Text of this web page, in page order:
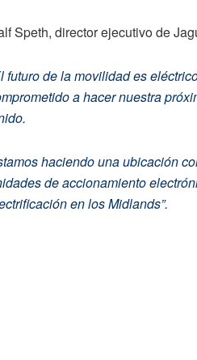
Speth, director ejecutivo de
futuro de la movilidad es
a hacer nuestra
haciendo una ubicación
de accionamiento
en los Midlands”.